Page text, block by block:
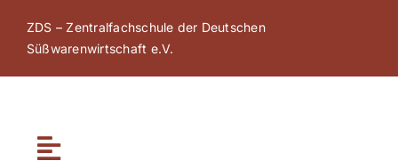
Inhalt
springen
ZDS – Zentralfachschule der Deutschen
Süßwarenwirtschaft e.V.